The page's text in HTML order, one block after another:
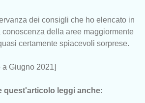
dei consigli che ho elencato in
della aree maggiormente
certamente spiacevoli sorprese.
Giugno 2021]
quest'articolo leggi anche: